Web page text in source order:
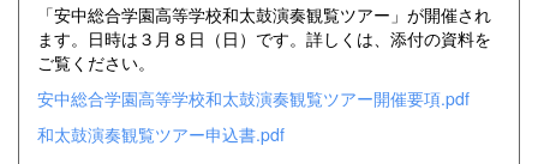
「安中総合学園高等学校和太鼓演奏観覧ツアー」が開催され
ます。日時は３月８日（日）です。詳しくは、添付の資料を
ご覧ください。
安中総合学園高等学校和太鼓演奏観覧ツアー開催要項.pdf
和太鼓演奏観覧ツアー申込書.pdf